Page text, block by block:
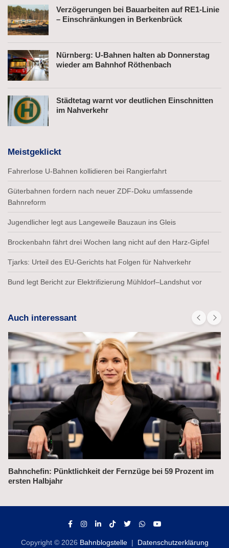
Verzögerungen bei Bauarbeiten auf RE1-Linie
– Einschränkungen in Berkenbrück
Nürnberg: U-Bahnen halten ab Donnerstag
wieder am Bahnhof Röthenbach
Städtetag warnt vor deutlichen Einschnitten
im Nahverkehr
Meistgeklickt
Fahrerlose U-Bahnen kollidieren bei Rangierfahrt
Güterbahnen fordern nach neuer ZDF-Doku umfassende
Bahnreform
Jugendlicher legt aus Langeweile Bauzaun ins Gleis
Brockenbahn fährt drei Wochen lang nicht auf den Harz-Gipfel
Tjarks: Urteil des EU-Gerichts hat Folgen für Nahverkehr
Bund legt Bericht zur Elektrifizierung Mühldorf–Landshut vor
Auch interessant
im Alex fährt bis 2031 weiter auf der Strecke
Copyright © 2026 Bahnblogstelle Datenschutzerklärung